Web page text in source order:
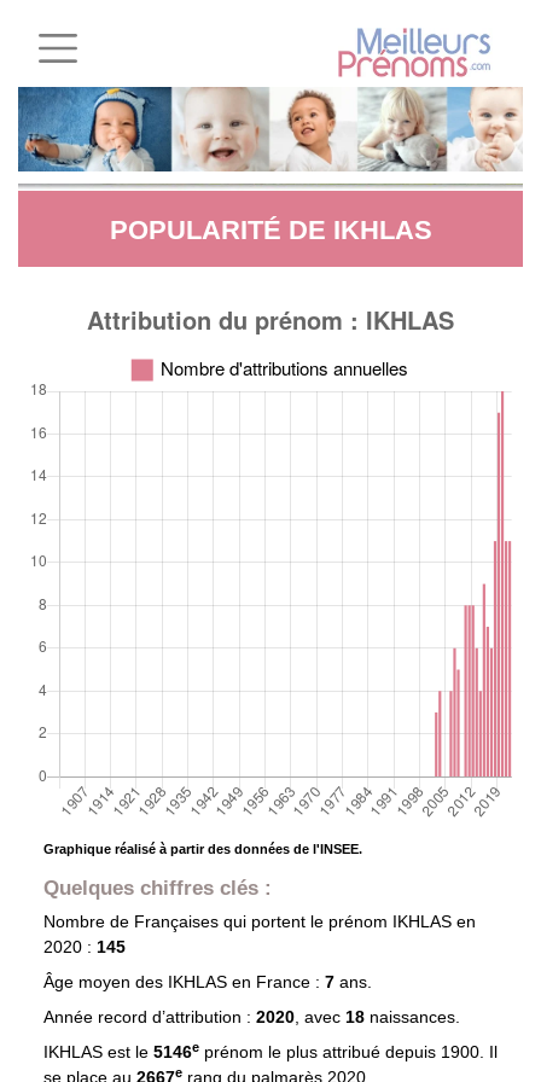
POPULARITÉ DE IKHLAS
Graphique réalisé à partir des données de l'INSEE.
Quelques chiffres clés :
Nombre de Françaises qui portent le prénom IKHLAS en
2020 : 145
Âge moyen des IKHLASen France : 7 ans.
Année record d’attribution : 2020, avec 18 naissances.
IKHLAS est le 5146eprénom le plus attribué depuis 1900. Il
se place au 2667e rang du palmarès 2020.